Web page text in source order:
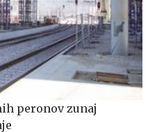
peronov zunaj